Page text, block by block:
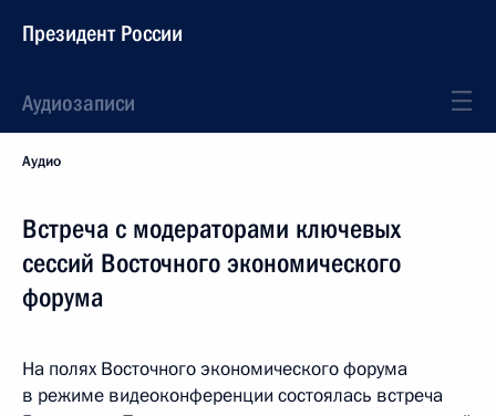
Президент России
Аудиозаписи
Аудио
Встреча с модераторами ключевых
сессий Восточного экономического
форума
На полях Восточного экономического форума
в режиме видеоконференции состоялась встреча